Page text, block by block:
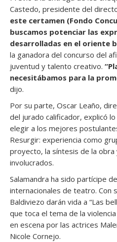
Castedo, presidente del
este certamen (Fondo
buscamos potenciar las
desarrolladas en el oriente
la ganadora del concurso del
juventud y talento creativo.
necesitábamos para la
dijo.
Por su parte, Oscar Leaño,
del jurado calificador, explicó
elegir a los mejores
Resurgir: experiencia como
proyecto, la síntesis de la
involucrados.
Salamandra ha sido partícipe
internacionales de teatro. Con
Baldiviezo darán vida a “Las
que toca el tema de la
en escena por las actrices
Nicole Cornejo.